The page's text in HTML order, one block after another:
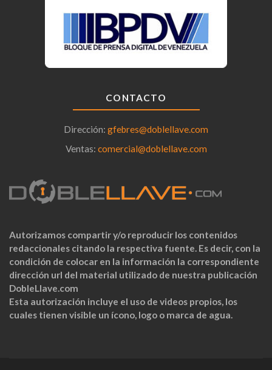
CONTACTO
Dirección: gfebres@doblellave.com
Ventas: comercial@doblellave.com
Autorizamos compartir y/o reproducir los contenidos
redaccionales citando la respectiva fuente. Es decir, con la
condición de colocar en la información la correspondiente
dirección url del material utilizado de nuestra publicación
DobleLlave.com
Esta autorización incluye el uso de videos propios, los
cuales tienen visible un ícono, logo o marca de agua.